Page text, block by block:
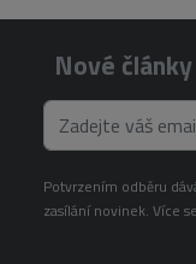
Nové
Potvrzením odběru
zasílání novinek. Více